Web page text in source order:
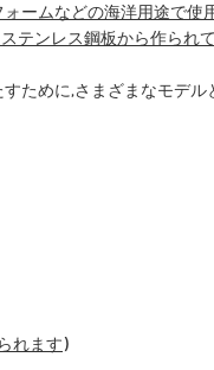
ームなどの海洋用途で使
テンレス鋼板から作られ
ために,さまざまなモデル
れます)